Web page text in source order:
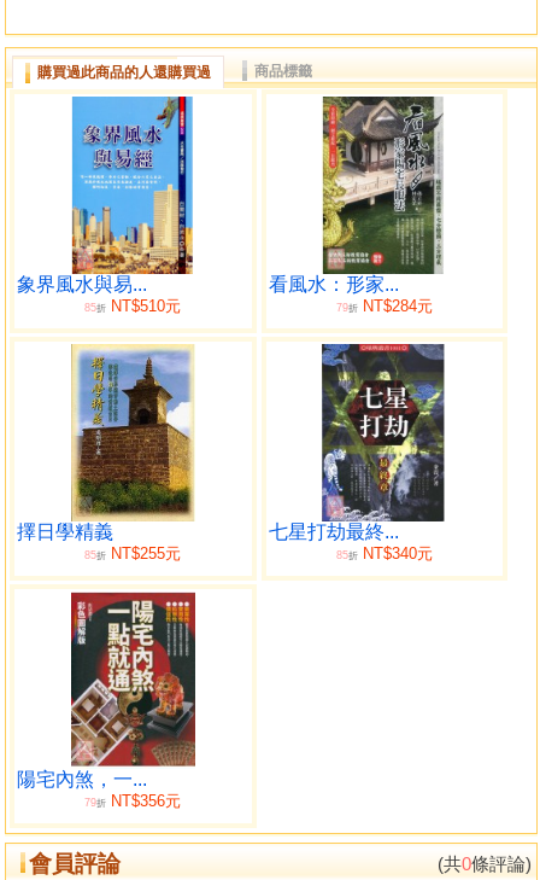
原因是物品的涵義，本質、歸位，對應關係，配合形象，義
理無不包舉，事實上，陰陽五行之理氣，寄託於巒頭之中，
江湖一點訣，說穿了人人懂，既然風水地理是在探討與吾人
發生關係的水土結構，正因為人融入環境，人屋合一，所以
環境與房子內的物品及擺設，我們自然就會有相對應的現
象，切勿在方位天星，來路理氣，或惟心玄虛上打轉，以致
論斷不夠全面深入，精準度亦低。如果不能具體論述，很難
讓社會大眾信服，更無法面對現代實證主義者的質疑與挑
戰。
本書之所以名為「形象地理學」，只是統稱，象學既非
編者所創，也無意立門派，乃得自五穀先帝祖及先賢往哲之
智慧結晶，論述包含巒頭形勢、性情、形局、物品之涵義、
本質、功能、屬性等，論斷層面既深且廣。內容之編排，前
半論述包含住家內外形局，物品含義，擺設，植物所呈現的
各種吉凶現象，兼顧祈福，化煞，平安，順遂法，大多以平
面圖明確論斷，俾利讀者研習與驗證。後半論述地理形勢，
龍，穴，砂，水綱要。避把簡單變複雜，用詞力求簡明淺
顯，期使讀者明白易懂，不致望而卻步。風水地理之要不外
乎形勢，再配合史公仲宏 在天成象，在地成形，萬物各
有其太極，每樣物品，每一種樹木皆有其含義與本質屬性，
所以『天不語，象示吉凶。』 例如，桂花不可論貴人，它代
表孤單、守寡、不婚、姑娘公媽、流產、做公關。倉庫代表
暗渡陳倉、戰鬥、戰備、備胎、儲備、災厄、死亡。鞋櫃代
表倒房、腸病毒、罵、吵、打人、意外、癌症、臭臉。陽台
代表偏房、運動場、勞碌、暗溝、斷崖、理財。樓梯代表虎
口、砍、人氣、辛苦、不安、口利、生命關等。此外，讀者
如果有心研習風水，尚需知道巒頭形勢才是本質，而水的重
點在論其形勢性情。 公司住家之論述，要明白物品含義，龍
脈方面，建議先要明師登山指點，真能坐直升機鳥瞰，更清
購買過此商品的人還購買過 商品標籤
象界風水與易...
85折 NT$510元
看風水：形家...
79折NT$284元
擇日學精義
85折 NT$255元
七星打劫最終...
85折NT$340元
陽宅內煞，一...
79折 NT$356元
會員評論 (共0條評論)